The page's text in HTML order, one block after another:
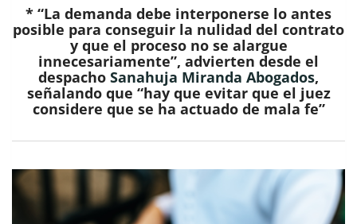
* “La demanda debe interponerse lo antes
posible para conseguir la nulidad del contrato
y que el proceso no se alargue
innecesariamente”, advierten desde el
despacho Sanahuja Miranda Abogados,
señalando que “hay que evitar que el juez
considere que se ha actuado de mala fe”